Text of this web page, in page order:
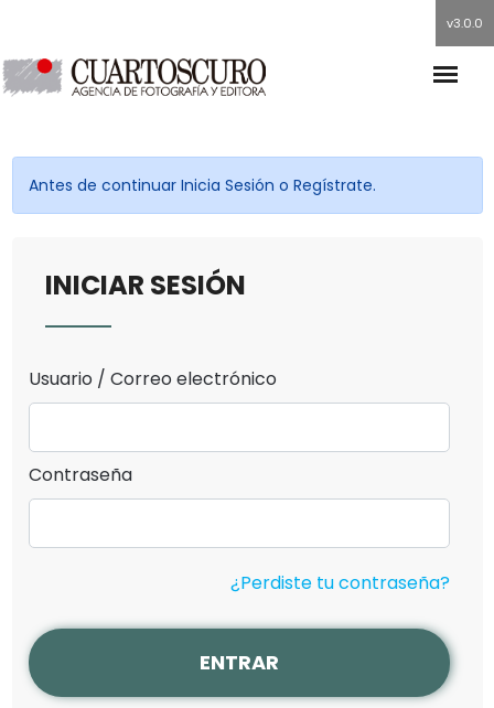
v3.0.0
Antes de continuar Inicia Sesión o Regístrate.
INICIAR SESIÓN
Usuario / Correo electrónico
Contraseña
¿Perdiste tu contraseña?
ENTRAR